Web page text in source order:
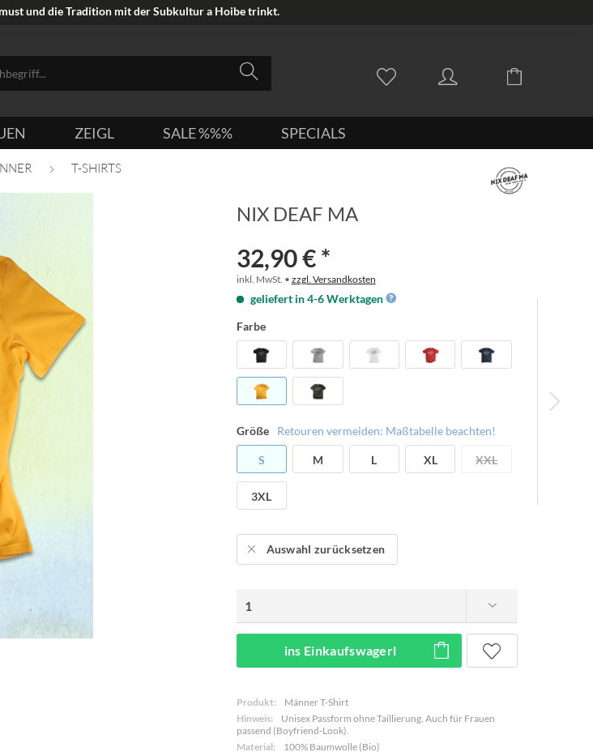
und die Tradition mit der Subkultur a Hoibe trinkt.
ZEIGL SALE %%% SPECIALS
T-SHIRTS
NIX DEAF MA
32,90 € *
inkl. MwSt. • zzgl. Versandkosten
geliefert in 4-6 Werktagen
Farbe
Größe Retouren vermeiden: Maßtabelle beachten!
S M L XL XXL
3XL
Auswahl zurücksetzen
ins Einkaufswagerl
Produkt:
Männer T-Shirt
Hinweis:
Unisex Passform ohne Taillierung. Auch für Frauen
passend (Boyfriend-Look).
Material:
100% Baumwolle (Bio)